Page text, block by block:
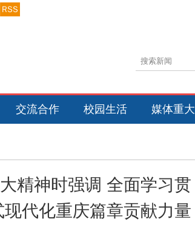
RSS
交流合作 校园生活 媒体重大
精神时强调 全面学习贯
代化重庆篇章贡献力量